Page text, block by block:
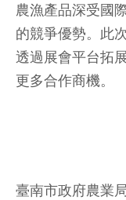
農漁產品深受國
的競爭優勢。此
透過展會平台拓
更多合作商機。
臺南市政府農業